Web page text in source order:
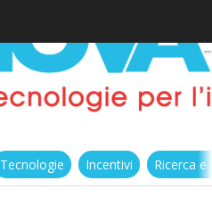
Tecnologie Incentivi Ricerca